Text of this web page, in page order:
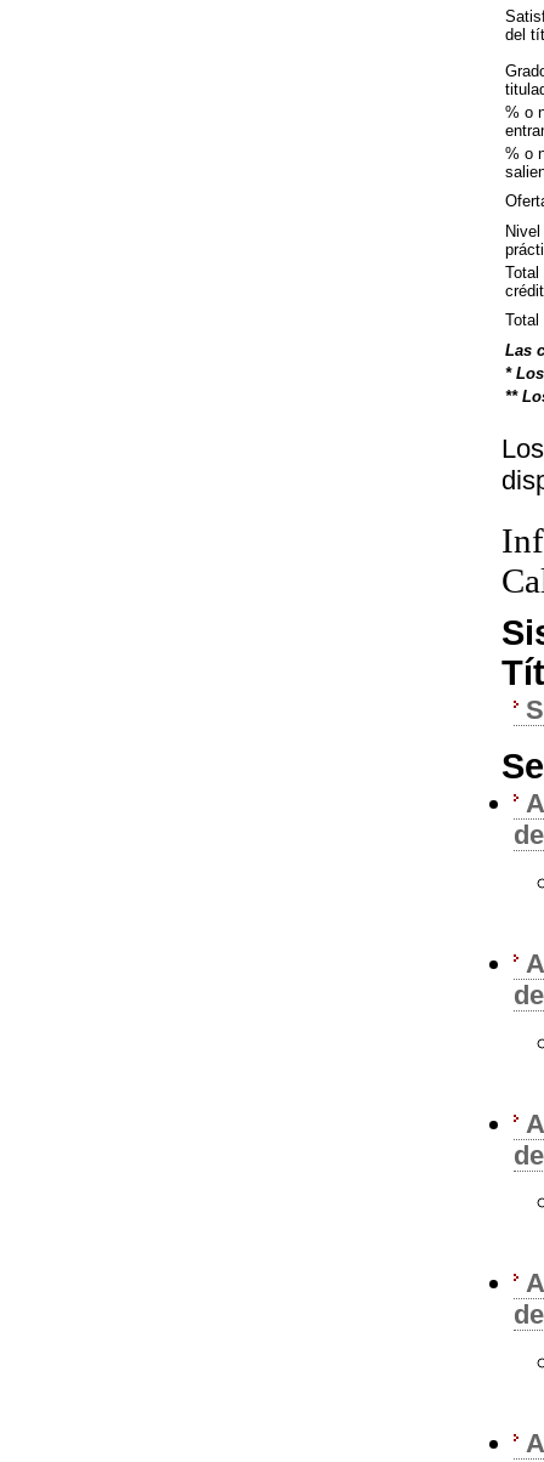
del
% o
% o
Total
Total
Las
*
**